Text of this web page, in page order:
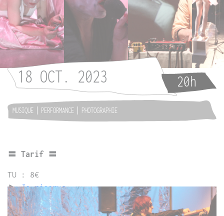
18 OCT. 2023 20h
MUSIQUE PERFORMANCE PHOTOGRAPHIE
〓 Tarif 〓
TU : 8€
►Je réserve